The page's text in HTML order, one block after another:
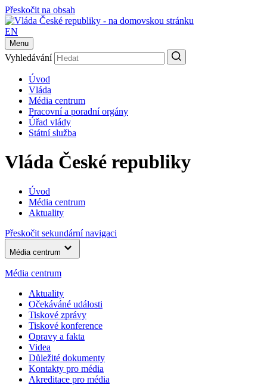
Přeskočit na obsah
EN
Menu
Vyhledávání
Úvod
Vláda
Média centrum
Pracovní a poradní orgány
Úřad vlády
Státní služba
Vláda České republiky
Úvod
Média centrum
Aktuality
Přeskočit sekundární navigaci
Média centrum
Média centrum
Aktuality
Očekáváné události
Tiskové zprávy
Tiskové konference
Opravy a fakta
Videa
Důležité dokumenty
Kontakty pro média
Akreditace pro média